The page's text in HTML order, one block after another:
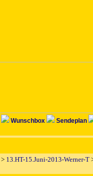
Wunschbox
Sendeplan
> 13.HT-15.Juni-2013-Werner-T